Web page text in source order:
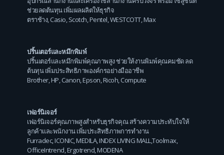
ช่วยลดต้นทุน เพิ่มผลผลิตให้ธุรกิจ
ตราช้าง,Casio,Scotch,Pentel,WESTCOTT,Max
ปริ้นเตอร์และหมึกพิมพ์
ปริ้นเตอร์และหมึกพิมพ์คุณภาพสูง ช่วยให้งานพิมพ์คุณคมชัด ลด
ต้นทุน เพิ่มประสิทธิภาพองค์กรอย่างมืออาชีพ
Brother,HP,Canon,Epson,Ricoh,Compute
เฟอร์นิเจอร์
เฟอร์นิเจอร์คุณภาพสูงสำหรับธุรกิจคุณ สร้างความประทับใจให้
ลูกค้าและพนักงาน เพิ่มประสิทธิภาพการทำงาน
Furradec,ICONIC,MEDILA,INDEX LIVING MALL,Toolmax,
OfficeIntrend,Ergotrend,MODENA